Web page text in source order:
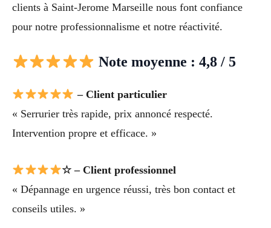
clients à Saint-Jerome Marseille nous font confiance
pour notre professionnalisme et notre réactivité.
Note moyenne : 4,8 / 5
– Client particulier
« Serrurier très rapide, prix annoncé respecté.
Intervention propre et efficace. »
☆ – Client professionnel
« Dépannage en urgence réussi, très bon contact et
conseils utiles. »